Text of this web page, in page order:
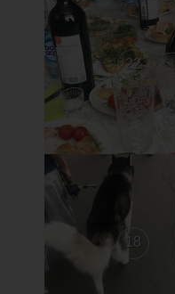
22
18